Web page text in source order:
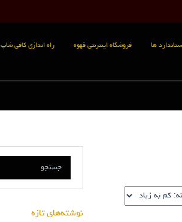
ها فروشگاه اینترنتی قهوه راه اندازی کافی شاپ
نوشته‌های تازه